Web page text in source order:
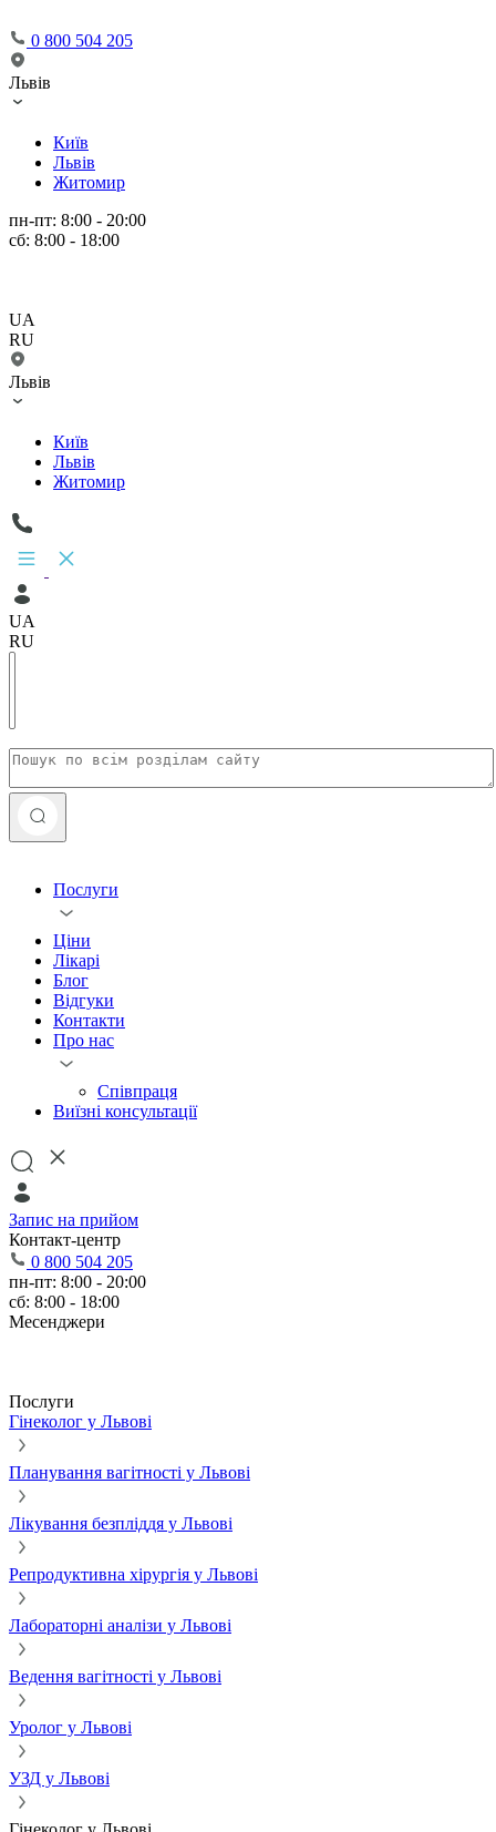
0 800 504 205
Львів
Київ
Львів
Житомир
пн-пт: 8:00 - 20:00
сб: 8:00 - 18:00
UA
RU
Львів
Київ
Львів
Житомир
UA
RU
Послуги
Ціни
Лікарі
Блог
Відгуки
Контакти
Про нас
Співпраця
Виїзні консультації
Запис на прийом
Контакт-центр
0 800 504 205
пн-пт: 8:00 - 20:00
сб: 8:00 - 18:00
Месенджери
Послуги
Гінеколог у Львові
Планування вагітності у Львові
Лікування безпліддя у Львові
Репродуктивна хірургія у Львові
Лабораторні аналізи у Львові
Ведення вагітності у Львові
Уролог у Львові
УЗД у Львові